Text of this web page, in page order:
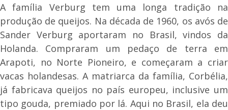
A família Verburg tem uma longa tradição na
produção de queijos. Na década de 1960, os avós de
Sander Verburg aportaram no Brasil, vindos da
Holanda. Compraram um pedaço de terra em
Arapoti, no Norte Pioneiro, e começaram a criar
vacas holandesas. A matriarca da família, Corbélia,
já fabricava queijos no país europeu, inclusive um
tipo gouda, premiado por lá. Aqui no Brasil, ela deu